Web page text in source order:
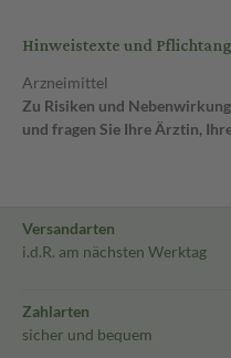
Hinweistexte und
Arzneimittel
Zu Risiken und
und fragen Sie Ihre Ärztin,
Versandarten
i.d.R. am nächsten Werktag
Zahlarten
sicher und bequem